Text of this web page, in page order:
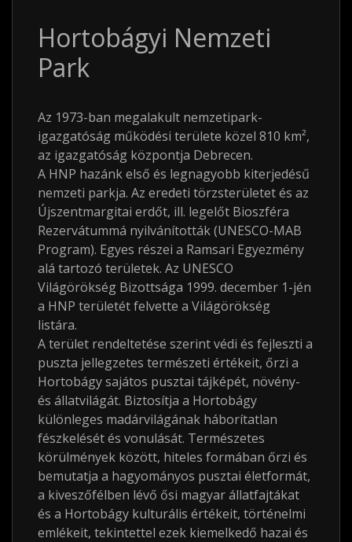
Hortobágyi Nemzeti
Park
Az 1973-ban megalakult nemzetipark-
igazgatóság működési területe közel 810 km²,
az igazgatóság központja Debrecen.
A HNP hazánk első és legnagyobb kiterjedésű
nemzeti parkja. Az eredeti törzsterületet és az
Újszentmargitai erdőt, ill. legelőt Bioszféra
Rezervátummá nyilvánították (UNESCO-MAB
Program). Egyes részei a Ramsari Egyezmény
alá tartozó területek. Az UNESCO
Világörökség Bizottsága 1999. december 1-jén
a HNP területét felvette a Világörökség
listára.
A terület rendeltetése szerint védi és fejleszti a
puszta jellegzetes természeti értékeit, őrzi a
Hortobágy sajátos pusztai tájképét, növény-
és állatvilágát. Biztosítja a Hortobágy
különleges madárvilágának háborítatlan
fészkelését és vonulását. Természetes
körülmények között, hiteles formában őrzi és
bemutatja a hagyományos pusztai életformát,
a kiveszőfélben lévő ősi magyar állatfajtákat
és a Hortobágy kulturális értékeit, történelmi
emlékeit, tekintettel ezek kiemelkedő hazai és